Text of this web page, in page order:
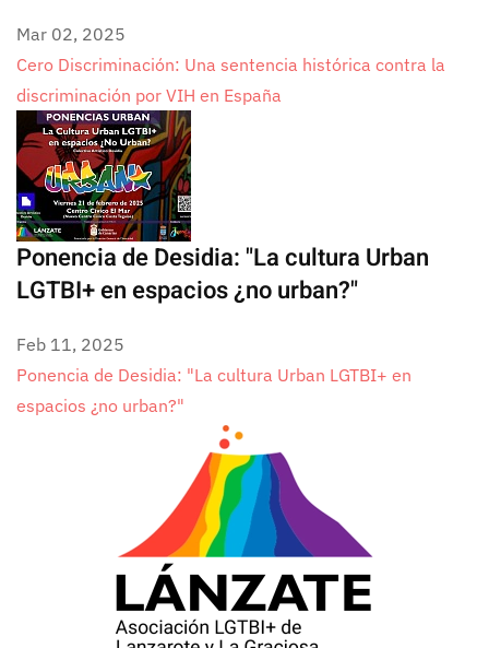
Mar 02, 2025
Cero Discriminación: Una sentencia histórica contra la
discriminación por VIH en España
Ponencia de Desidia: "La cultura Urban
LGTBI+ en espacios ¿no urban?"
Feb 11, 2025
Ponencia de Desidia: "La cultura Urban LGTBI+ en
espacios ¿no urban?"